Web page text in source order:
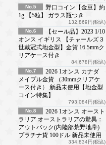
No.5
野口コイン【金豆】約
1g 【5粒】 ガラス瓶つき
132,869円(税込)
No.6
【セール品】2023 1/10
オンス イギリス 【チャールズ３
世戴冠式地金型】金貨 16.5mmク
リアケース付き
84,678円(税込)
No.7
2026 1オンス カナダ
メイプル金貨 （30mmクリアケ
ース付き） 新品未使用【地金型
コイン特集】
793,084円(税込)
No.8
2026 1オンス オースト
ラリア オーストラリアの驚異：
アウトバック(内陸部荒野地帯)
プラチナ貨 100ドル 新品未使用
334,834円(税込)